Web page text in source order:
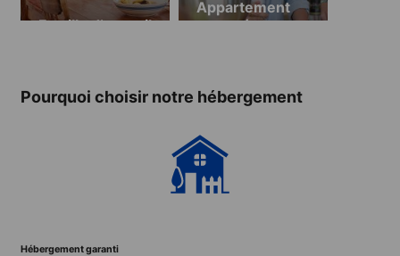
Famille d’accueil
Appartement
partagé
Pourquoi choisir notre hébergement
Hébergement garanti